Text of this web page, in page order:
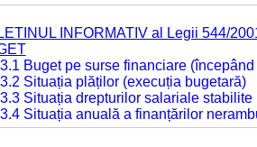
INFORMATIV al Legii 544/
Buget pe surse financiare
Situația plăților (execuția bugetară)
Situația drepturilor salariale
Situația anuală a finanțărilor